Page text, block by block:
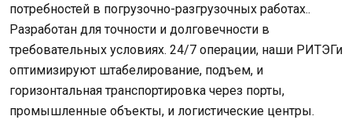
потребностей в погрузочно-разгрузочных работах..
Разработан для точности и долговечности в
требовательных условиях. 24/7 операции, наши РИТЭГи
оптимизируют штабелирование, подъем, и
горизонтальная транспортировка через порты,
промышленные объекты, и логистические центры.